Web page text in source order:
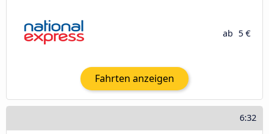
ab 5 €
Fahrten anzeigen
6:32